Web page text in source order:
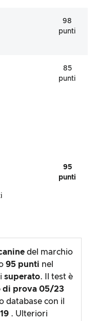
98
punti
85
punti
95
punti
del marchio
95 punti nel
superato. Il test è
di prova 05/23
database con il
. Ulteriori